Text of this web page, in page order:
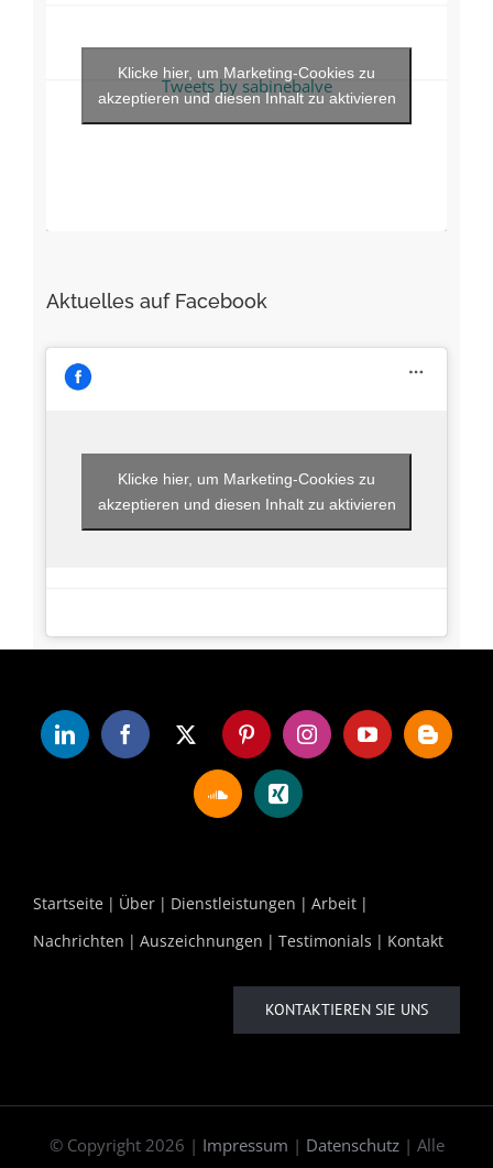
Tweets by sabinebalve
Klicke hier, um Marketing-Cookies zu
akzeptieren und diesen Inhalt zu aktivieren
Aktuelles auf Facebook
Klicke hier, um Marketing-Cookies zu
akzeptieren und diesen Inhalt zu aktivieren
Startseite Über Dienstleistungen
Arbeit
Nachrichten
Auszeichnungen Testimonials Kontakt
KONTAKTIEREN SIE UNS
© Copyright 2026 | Impressum | Datenschutz| Alle